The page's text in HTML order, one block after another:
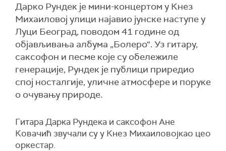
Дарко Рундек је мини-концертом у Кнез
Михаиловој улици најавио јунске наступе у
Луци Београд, поводом 41 године од
објављивања албума „Болеро“. Уз гитару,
саксофон и песме које су обележиле
генерације, Рундек је публици приредио
спој носталгије, уличне атмосфере и поруке
о очувању природе.
Гитара Дарка Рундека и саксофон Ане
Ковачић звучали су у Кнез Михаиловојкао цео
оркестар.